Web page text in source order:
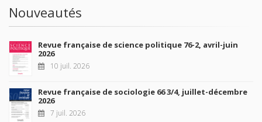
Nouveautés
Revue française de science politique 76-2, avril-juin
2026
10 juil. 2026
Revue française de sociologie 66 3/4, juillet-décembre
2026
7 juil. 2026